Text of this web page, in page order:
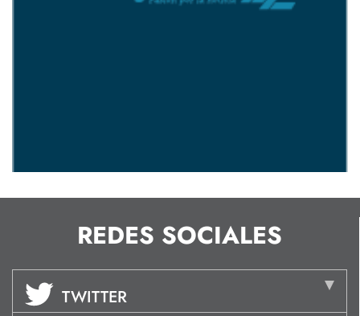
REDES SOCIALES
TWITTER